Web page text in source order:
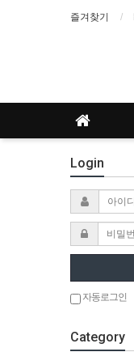
즐겨찾기
Login
자동로그인
Category